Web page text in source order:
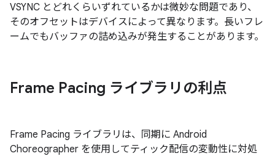
VSYNC とどれくらいずれているかは微妙な問題であり、
そのオフセットはデバイスによって異なります。長いフレ
ームでもバッファの詰め込みが発生することがあります。
Frame Pacing ライブラリの利点
Frame Pacing ライブラリは、同期に Android
Choreographer を使用してティック配信の変動性に対処